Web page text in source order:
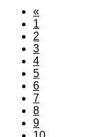
«
1
2
3
4
5
6
7
8
9